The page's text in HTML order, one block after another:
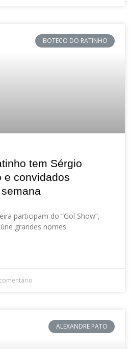
BOTECO DO RATINHO
tem Sérgio
e convidados
participam do “Gol Show”,
grandes nomes
ALEXANDRE PATO